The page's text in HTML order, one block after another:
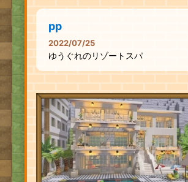
pp
2022/07/25
ゆうぐれのリゾートスパ